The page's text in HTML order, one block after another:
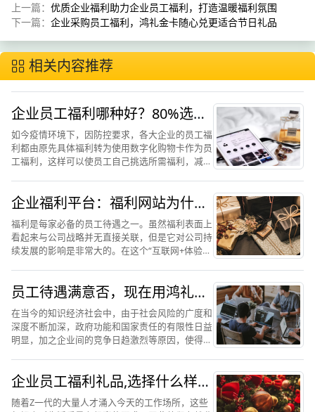
上一篇： 优质企业福利助力企业员工福利，打造温暖福利氛围
下一篇： 企业采购员工福利，鸿礼金卡随心兑更适合节日礼品
相关内容推荐
企业员工福利哪种好？80%选择
数字购物卡中的鸿礼福卡
如今疫情环境下，因防控要求，各大企业的员工福
利都由原先具体福利转为使用数字化购物卡作为员
工福利，这样可以使员工自己挑选所需福利，减少
次数就会增加。现在这...
企业福利平台：福利网站为什么
推荐鸿礼福卡购物卡
福利是每家必备的员工待遇之一。虽然福利表面上
看起来与公司战略并无直接关联，但是它对公司持
续发展的影响是非常大的。在这个“互联网+体验经
大、企业投入成本高、...
员工待遇满意否，现在用鸿礼福
卡购物卡作为福利还有激励作用
吗
在当今的知识经济社会中，由于社会风险的广度和
深度不断加深，政府功能和国家责任的有限性日益
明显，加之企业间的竞争日趋激烈等原因，使得员
加强员工的福利管理，...
企业员工福利礼品,选择什么样的
福利礼品更受欢迎
随着Z一代的大量人才涌入今天的工作场所，这些